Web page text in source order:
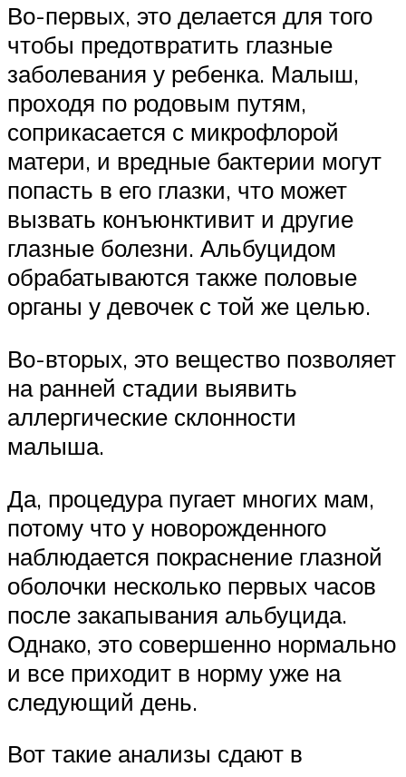
Во-первых, это делается для того
чтобы предотвратить глазные
заболевания у ребенка. Малыш,
проходя по родовым путям,
соприкасается с микрофлорой
матери, и вредные бактерии могут
попасть в его глазки, что может
вызвать конъюнктивит и другие
глазные болезни. Альбуцидом
обрабатываются также половые
органы у девочек с той же целью.
Во-вторых, это вещество позволяет
на ранней стадии выявить
аллергические склонности
малыша.
Да, процедура пугает многих мам,
потому что у новорожденного
наблюдается покраснение глазной
оболочки несколько первых часов
после закапывания альбуцида.
Однако, это совершенно нормально
и все приходит в норму уже на
следующий день.
Вот такие анализы сдают в